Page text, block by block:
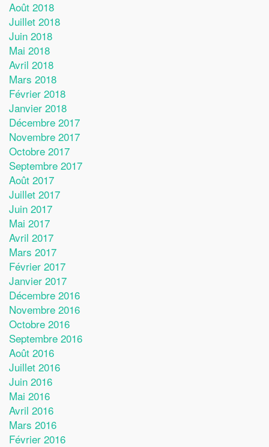
Août 2018
Juillet 2018
Juin 2018
Mai 2018
Avril 2018
Mars 2018
Février 2018
Janvier 2018
Décembre 2017
Novembre 2017
Octobre 2017
Septembre 2017
Août 2017
Juillet 2017
Juin 2017
Mai 2017
Avril 2017
Mars 2017
Février 2017
Janvier 2017
Décembre 2016
Novembre 2016
Octobre 2016
Septembre 2016
Août 2016
Juillet 2016
Juin 2016
Mai 2016
Avril 2016
Mars 2016
Février 2016